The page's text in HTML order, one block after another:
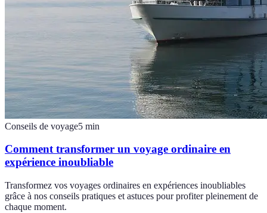
Conseils de voyage5 min
Comment transformer un voyage ordinaire en
expérience inoubliable
Transformez vos voyages ordinaires en expériences inoubliables
grâce à nos conseils pratiques et astuces pour profiter pleinement de
chaque moment.